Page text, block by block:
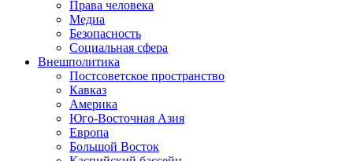
Права человека
Медиа
Безопасность
Социальная сфера
Внешполитика
Постсоветское пространство
Кавказ
Америка
Юго-Восточная Азия
Европа
Большой Восток